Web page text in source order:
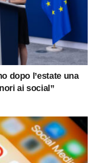
dopo l’estate una
ai social”